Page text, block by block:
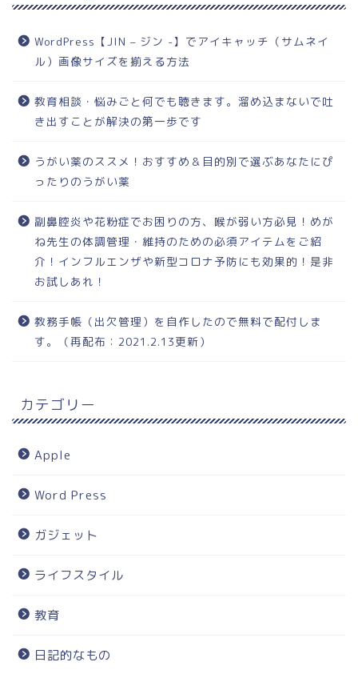
WordPress【JIN – ジン -】でアイキャッチ（サムネイ
ル）画像サイズを揃える方法
教育相談・悩みごと何でも聴きます。溜め込まないで吐
き出すことが解決の第一歩です
うがい薬のススメ！おすすめ＆目的別で選ぶあなたにぴ
ったりのうがい薬
副鼻腔炎や花粉症でお困りの方、喉が弱い方必見！めが
ね先生の体調管理・維持のための必須アイテムをご紹
介！インフルエンザや新型コロナ予防にも効果的！是非
お試しあれ！
教務手帳（出欠管理）を自作したので無料で配付しま
す。（再配布：2021.2.13更新）
カテゴリー
Apple
Word Press
ガジェット
ライフスタイル
教育
日記的なもの